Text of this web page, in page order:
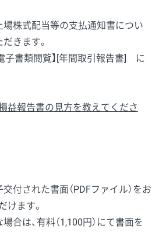
場株式配当等の支払通知書につい
きます。
子書類閲覧】[年間取引報告書] に
益報告書の見方を教えてくださ
付された書面（PDFファイル）をお
けます。
合は、有料（1,100円）にて書面を